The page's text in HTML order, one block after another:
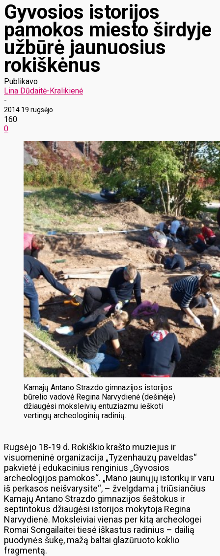
Gyvosios istorijos
pamokos miesto širdyje
užbūrė jaunuosius
rokiškėnus
Publikavo
Lina Dūdaitė-Kralikienė
-
2014 19 rugsėjo
160
0
Kamajų Antano Strazdo gimnazijos istorijos
būrelio vadovė Regina Narvydienė (dešinėje)
džiaugėsi moksleivių entuziazmu ieškoti
vertingų archeologinių radinių.
Rugsėjo 18-19 d. Rokiškio krašto muziejus ir
visuomeninė organizacija „Tyzenhauzų paveldas“
pakvietė į edukacinius renginius „Gyvosios
archeologijos pamokos“. „Mano jaunųjų istorikų ir varu
iš perkasos neišvarysite“, – žvelgdama į triūsiančius
Kamajų Antano Strazdo gimnazijos šeštokus ir
septintokus džiaugėsi istorijos mokytoja Regina
Narvydienė. Moksleiviai vienas per kitą archeologei
Romai Songailaitei tiesė iškastus radinius – dailią
puodynės šukę, mažą baltai glazūruoto koklio
fragmentą.